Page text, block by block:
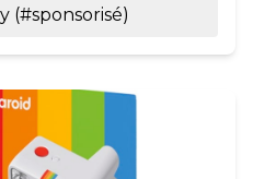
(#sponsorisé)